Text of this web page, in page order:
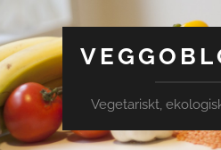
Vegetariskt,